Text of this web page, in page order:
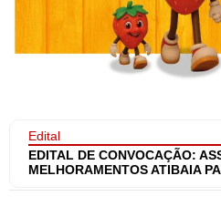
Edital
EDITAL DE CONVOCAÇÃO:
MELHORAMENTOS ATIBAIA